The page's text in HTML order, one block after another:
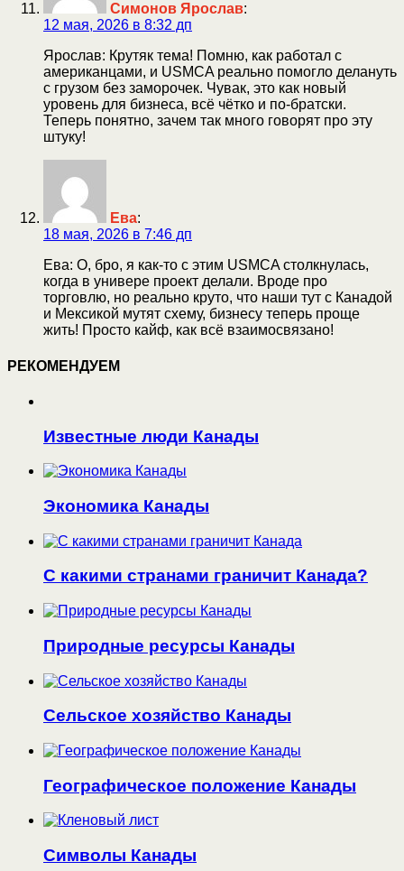
Симонов Ярослав:
12 мая, 2026 в 8:32 дп
Ярослав: Крутяк тема! Помню, как работал с
американцами, и USMCA реально помогло делануть
с грузом без заморочек. Чувак, это как новый
уровень для бизнеса, всё чётко и по-братски.
Теперь понятно, зачем так много говорят про эту
штуку!
Ева:
18 мая, 2026 в 7:46 дп
Ева: О, бро, я как-то с этим USMCA столкнулась,
когда в универе проект делали. Вроде про
торговлю, но реально круто, что наши тут с Канадой
и Мексикой мутят схему, бизнесу теперь проще
жить! Просто кайф, как всё взаимосвязано!
РЕКОМЕНДУЕМ
Известные люди Канады
Экономика Канады
С какими странами граничит Канада?
Природные ресурсы Канады
Сельское хозяйство Канады
Географическое положение Канады
Символы Канады